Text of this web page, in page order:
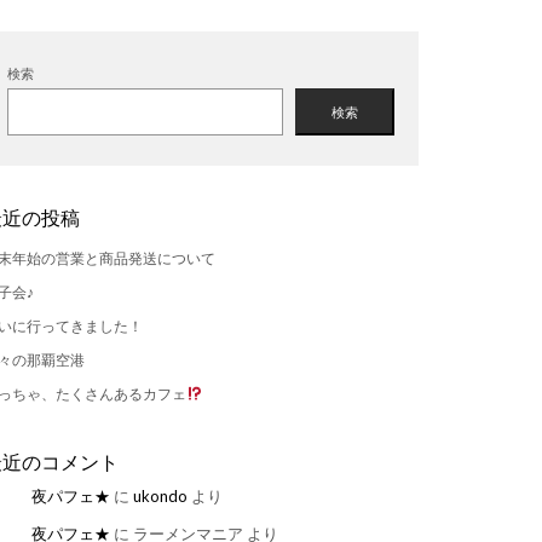
検索
検索
の投稿
年始の営業と商品発送について
会♪
に行ってきました！
の那覇空港
ちゃ、たくさんあるカフェ
のコメント
夜パフェ★ に ukondo より
夜パフェ★ に ラーメンマニア より